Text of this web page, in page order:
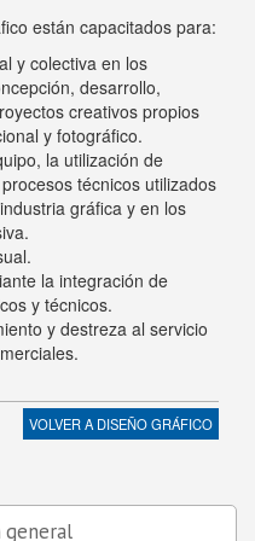
están capacitados para:
y colectiva en los
desarrollo,
creativos propios
y fotográfico.
la utilización de
técnicos utilizados
gráfica y en los
la integración de
y técnicos.
y destreza al servicio
VOLVER ADISEÑO GRÁFICO
general